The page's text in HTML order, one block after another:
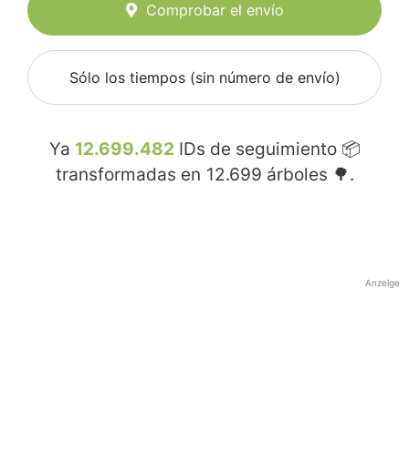
Comprobar el envío
Sólo los tiempos (sin número de envío)
Ya 12.699.482 IDs de seguimiento 📦
transformadas en 12.699 árboles 🌳.
Anzeige